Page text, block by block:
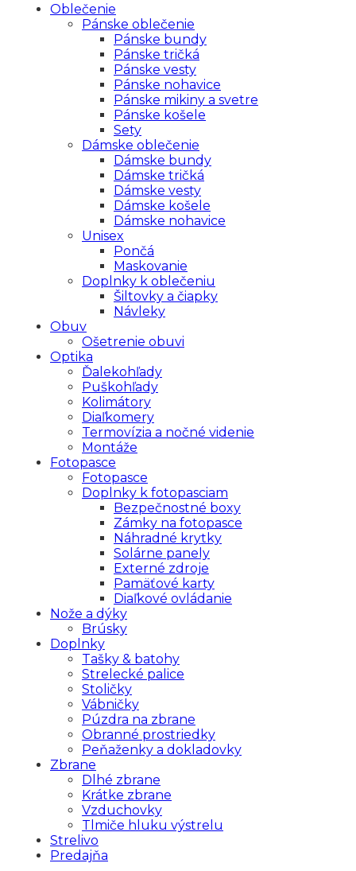
Oblečenie
Pánske oblečenie
Pánske bundy
Pánske tričká
Pánske vesty
Pánske nohavice
Pánske mikiny a svetre
Pánske košele
Sety
Dámske oblečenie
Dámske bundy
Dámske tričká
Dámske vesty
Dámske košele
Dámske nohavice
Unisex
Pončá
Maskovanie
Doplnky k oblečeniu
Šiltovky a čiapky
Návleky
Obuv
Ošetrenie obuvi
Optika
Ďalekohľady
Puškohľady
Kolimátory
Diaľkomery
Termovízia a nočné videnie
Montáže
Fotopasce
Fotopasce
Doplnky k fotopasciam
Bezpečnostné boxy
Zámky na fotopasce
Náhradné krytky
Solárne panely
Externé zdroje
Pamäťové karty
Diaľkové ovládanie
Nože a dýky
Brúsky
Doplnky
Tašky & batohy
Strelecké palice
Stoličky
Vábničky
Púzdra na zbrane
Obranné prostriedky
Peňaženky a dokladovky
Zbrane
Dlhé zbrane
Krátke zbrane
Vzduchovky
Tlmiče hluku výstrelu
Strelivo
Predajňa